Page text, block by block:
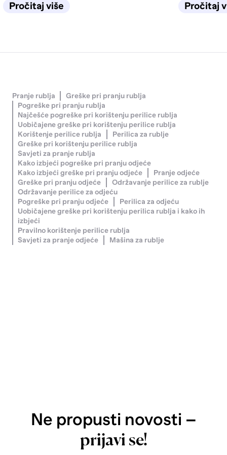
Pročitaj više Pročitaj
Pranje rublja
Greške pri pranju rublja
Pogreške pri pranju rublja
Najčešće pogreške pri korištenju perilice rublja
Uobičajene greške pri korištenju perilice rublja
Korištenje perilice rublja
Perilica za rublje
Greške pri korištenju perilice rublja
Savjeti za pranje rublja
Kako izbjeći pogreške pri pranju odjeće
Kako izbjeći greške pri pranju odjeće
Pranje odjeće
Greške pri pranju odjeće
Održavanje perilice za rublje
Održavanje perilice za odjeću
Pogreške pri pranju odjeće
Perilica za odjeću
Uobičajene greške pri korištenju perilica rublja i kako ih
izbjeći
Pravilno korištenje perilice rublja
Savjeti za pranje odjeće
Mašina za rublje
Ne propusti novosti –
prijavi se!